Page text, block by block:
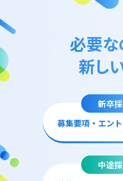
必要な
新し
新卒
募集要項・エン
中途